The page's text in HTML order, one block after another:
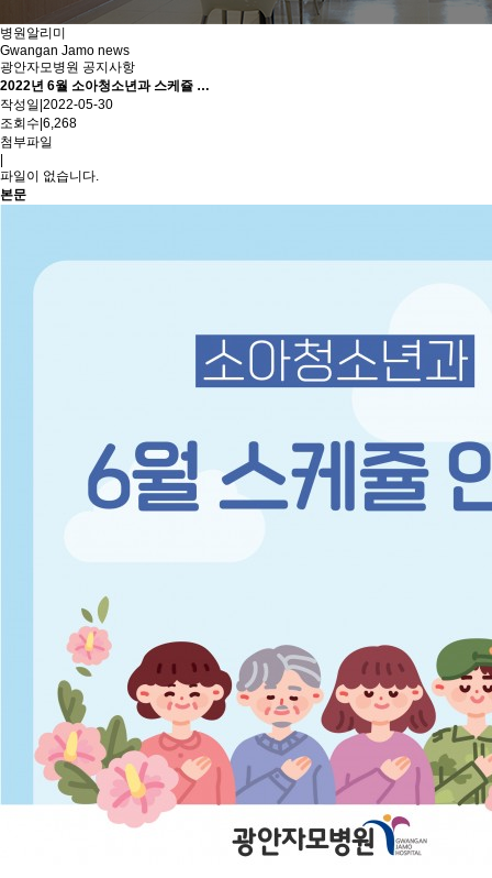
병원알리미
Gwangan Jamo news
광안자모병원 공지사항
2022년 6월 소아청소년과 스케쥴 …
작성일 2022-05-30
조회수 6,268
첨부파일
파일이 없습니다.
본문